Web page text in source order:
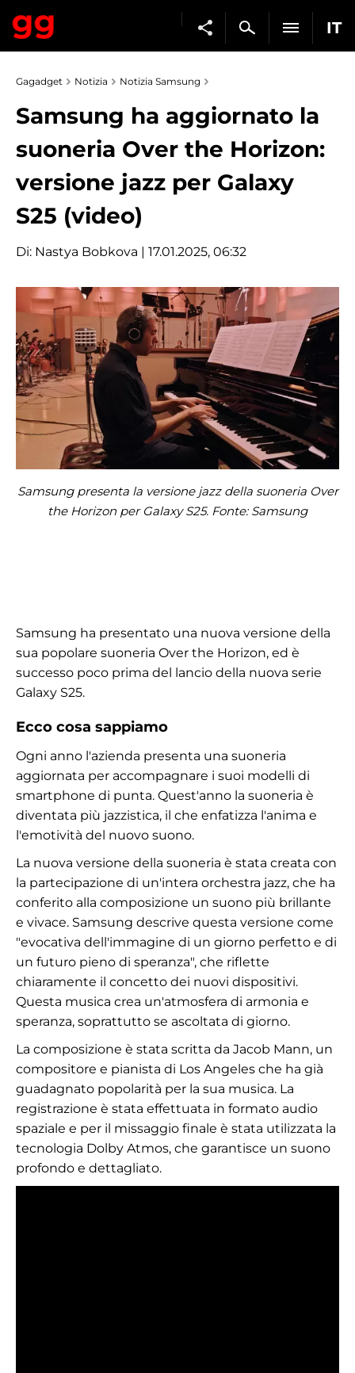
IT
Gagadget Notizia Notizia Samsung
Samsung ha aggiornato la
suoneria Over the Horizon:
versione jazz per Galaxy
S25 (video)
Di: Nastya Bobkova | 17.01.2025, 06:32
Samsung presenta la versione jazz della suoneria Over
the Horizon per Galaxy S25. Fonte: Samsung
Samsung ha presentato una nuova versione della
sua popolare suoneria Over the Horizon, ed è
successo poco prima del lancio della nuova serie
Galaxy S25.
Ecco cosa sappiamo
Ogni anno l'azienda presenta una suoneria
aggiornata per accompagnare i suoi modelli di
smartphone di punta. Quest'anno la suoneria è
diventata più jazzistica, il che enfatizza l'anima e
l'emotività del nuovo suono.
La nuova versione della suoneria è stata creata con
la partecipazione di un'intera orchestra jazz, che ha
conferito alla composizione un suono più brillante
e vivace. Samsung descrive questa versione come
"evocativa dell'immagine di un giorno perfetto e di
un futuro pieno di speranza", che riflette
chiaramente il concetto dei nuovi dispositivi.
Questa musica crea un'atmosfera di armonia e
speranza, soprattutto se ascoltata di giorno.
La composizione è stata scritta da Jacob Mann, un
compositore e pianista di Los Angeles che ha già
guadagnato popolarità per la sua musica. La
registrazione è stata effettuata in formato audio
spaziale e per il missaggio finale è stata utilizzata la
tecnologia Dolby Atmos, che garantisce un suono
profondo e dettagliato.